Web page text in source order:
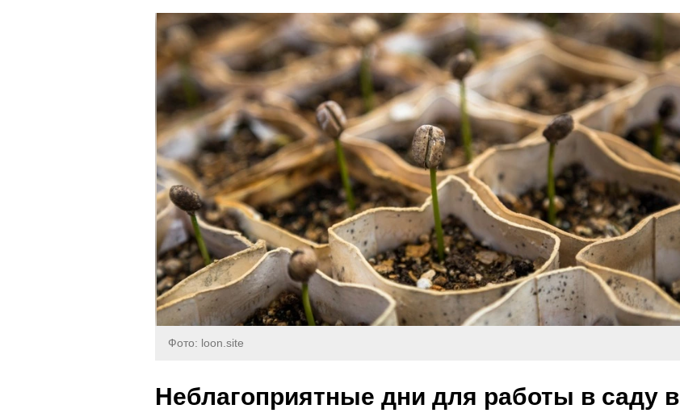
Фото: loon.site
Неблагоприятные дни для работы в саду в